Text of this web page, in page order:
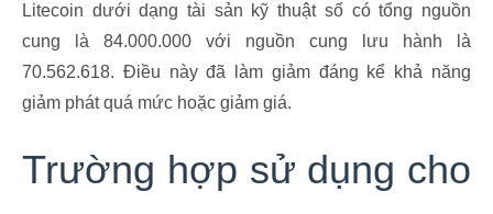
Litecoin dưới dạng tài sản kỹ thuật số có tổng nguồn
cung là 84.000.000 với nguồn cung lưu hành là
70.562.618. Điều này đã làm giảm đáng kể khả năng
giảm phát quá mức hoặc giảm giá.
Trường hợp sử dụng cho